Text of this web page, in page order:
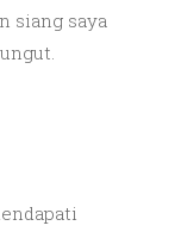
siang saya